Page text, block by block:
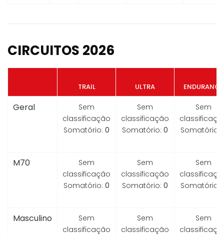
CIRCUITOS 2026
TRAIL ULTRA ENDURANCE
Geral
Sem
classificação
Somatório: 0
Sem
classificação
Somatório: 0
Sem
Somatório:
M70
Sem
classificação
Somatório: 0
Sem
classificação
Somatório: 0
Sem
Somatório:
Masculino
Sem
classificação
Sem
classificação
Sem